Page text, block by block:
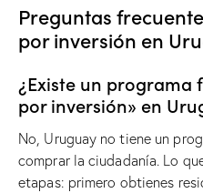
Preguntas
por inversión en
¿Existe un programa
por inversión» en
No, Uruguay no tiene un
comprar la ciudadanía. Lo
etapas: primero obtienes